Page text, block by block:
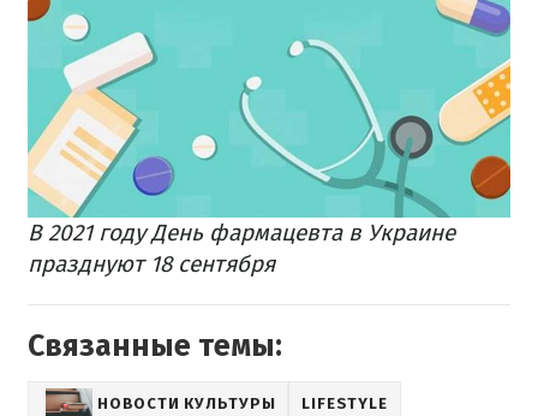
В 2021 году День фармацевта в Украине
празднуют 18 сентября
Связанные темы:
НОВОСТИ КУЛЬТУРЫ LIFESTYLE